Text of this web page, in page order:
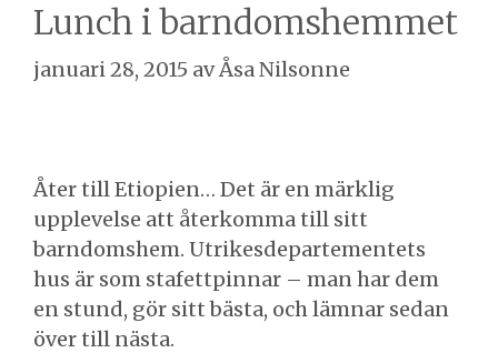
Lunch i barndomshemmet
januari 28, 2015 avÅsa Nilsonne
Åter till Etiopien… Det är en märklig
upplevelse att återkomma till sitt
barndomshem. Utrikesdepartementets
hus är som stafettpinnar – man har dem
en stund, gör sitt bästa, och lämnar sedan
över till nästa.